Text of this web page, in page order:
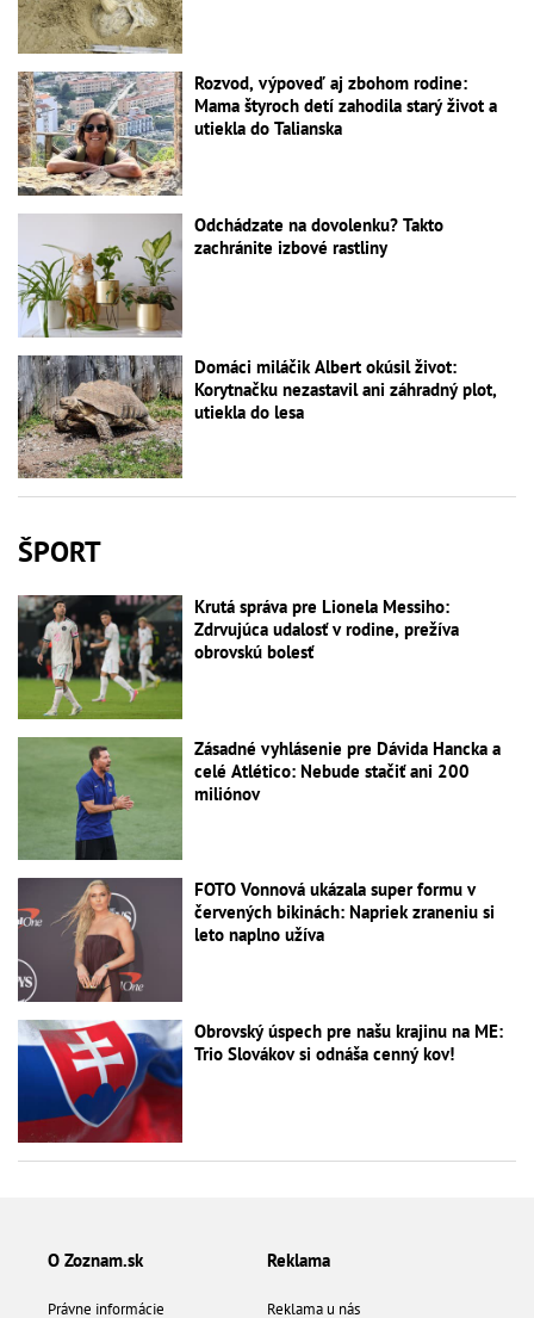
Rozvod, výpoveď aj zbohom rodine:
Mama štyroch detí zahodila starý život a
utiekla do Talianska
Odchádzate na dovolenku? Takto
zachránite izbové rastliny
Domáci miláčik Albert okúsil život:
Korytnačku nezastavil ani záhradný plot,
utiekla do lesa
ŠPORT
Krutá správa pre Lionela Messiho:
Zdrvujúca udalosť v rodine, prežíva
obrovskú bolesť
Zásadné vyhlásenie pre Dávida Hancka a
celé Atlético: Nebude stačiť ani 200
miliónov
FOTO Vonnová ukázala super formu v
červených bikinách: Napriek zraneniu si
leto naplno užíva
Obrovský úspech pre našu krajinu na ME:
Trio Slovákov si odnáša cenný kov!
O Zoznam.sk
Právne informácie
Reklama
Reklama u nás